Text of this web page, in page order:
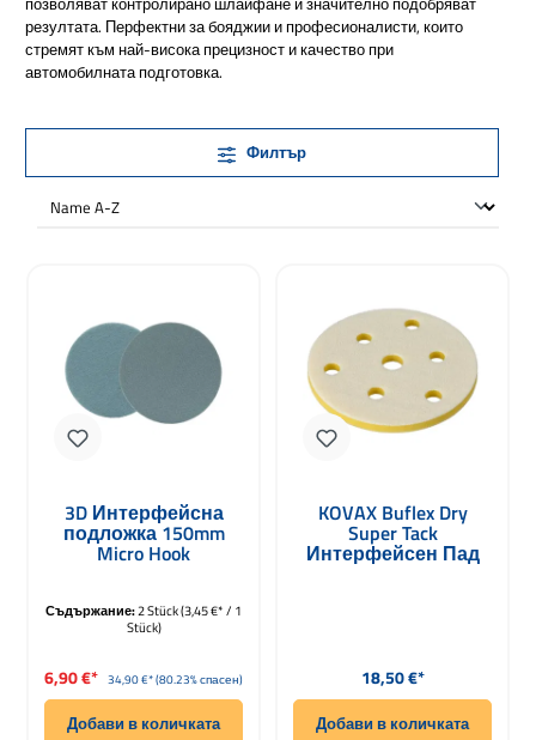
резултата. Перфектни за бояджии и професионалисти, които
стремят към най-висока прецизност и качество при
автомобилната подготовка.
Филтър
3D Интерфейсна
подложка 150mm
Micro Hook
Съдържание:2 Stück(3,45 €* / 1
Stück)
Продажна цена:
6,90 €* Редовна цена:
34,90 €*(80.23% спасен)
Добави в количката
KOVAX Buflex Dry
Super Tack
Интерфейсен Пад
125mm
Редовна цена:
18,50 €*
Добави в количката